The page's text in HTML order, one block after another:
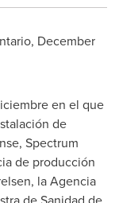
, December
en el que
de
, Spectrum
de producción
la Agencia